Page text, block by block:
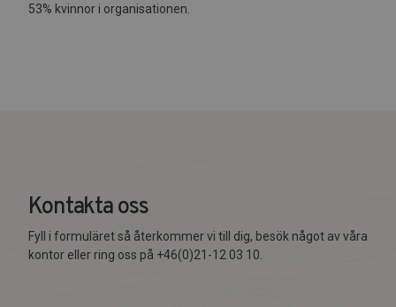
53% kvinnor i organisationen.
Kontakta oss
Fyll i formuläret så återkommer vi till dig, besök något av våra
kontor eller ring oss på +46(0)21-12 03 10.